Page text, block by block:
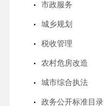
市政服务
城乡规划
税收管理
农村危房改造
城市综合执法
政务公开标准目录